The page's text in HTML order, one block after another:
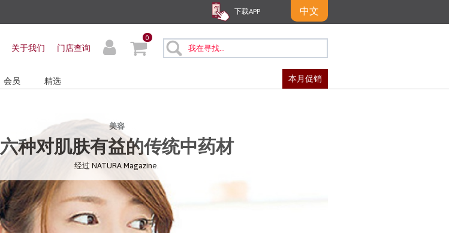
下载APP 中文
关于我们 门店查询
0
会员 精选 本月促销
美容
六种对肌肤有益的传统中药材
经过 NATURA Magazine.